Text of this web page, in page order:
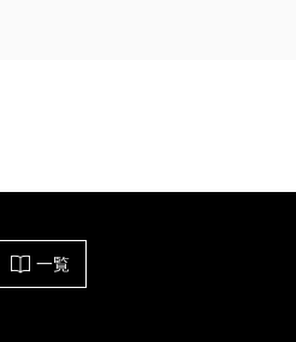
わい能力！ 凡人には書け
一覧